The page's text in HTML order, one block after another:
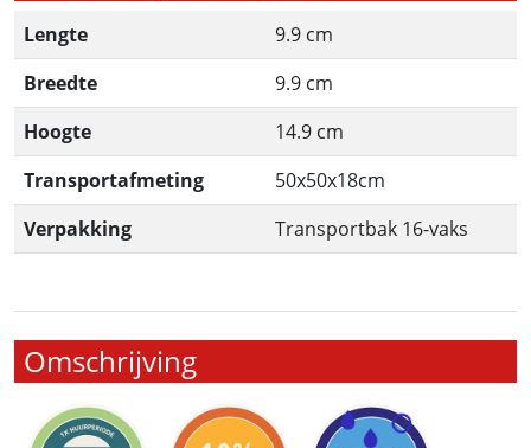
Lengte
9.9 cm
Breedte
9.9 cm
Hoogte
14.9 cm
Transportafmeting
50x50x18cm
Verpakking
Transportbak 16-vaks
Omschrijving